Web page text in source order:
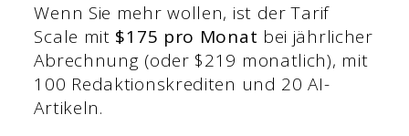
Wenn Sie mehr wollen, ist der Tarif
Scale mit $175 pro Monat bei jährlicher
Abrechnung (oder $219 monatlich), mit
100 Redaktionskrediten und 20 AI-
Artikeln.